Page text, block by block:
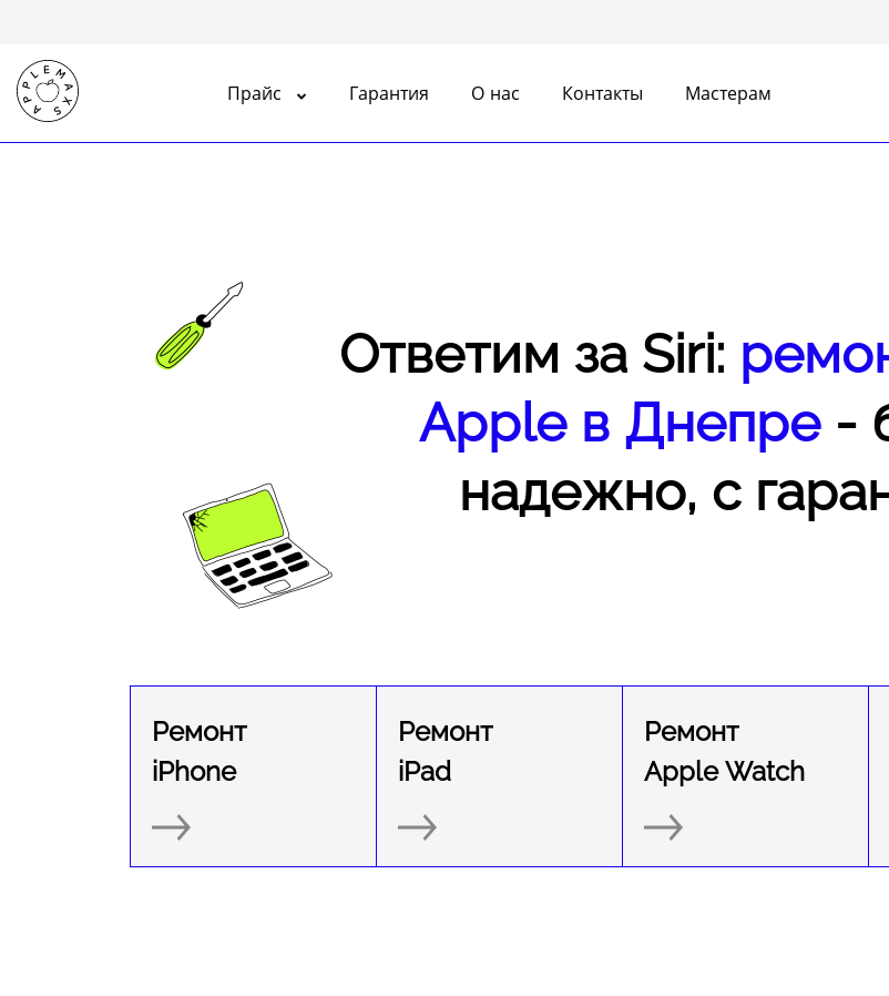
Прайс Гарантия О нас Контакты Мастерам
Ответим за Siri:
Apple в Днепре-
надежно, с
Ремонт
iPhone
Ремонт
iPad
Ремонт
Apple Watch